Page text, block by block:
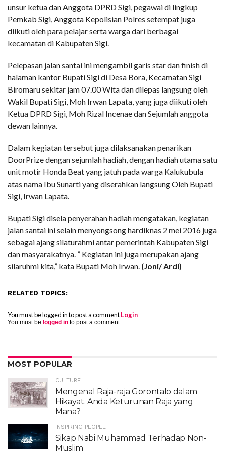
unsur ketua dan Anggota DPRD Sigi, pegawai di lingkup
Pemkab Sigi, Anggota Kepolisian Polres setempat juga
diikuti oleh para pelajar serta warga dari berbagai
kecamatan di Kabupaten Sigi.
Pelepasan jalan santai ini mengambil garis star dan finish di
halaman kantor Bupati Sigi di Desa Bora, Kecamatan Sigi
Biromaru sekitar jam 07.00 Wita dan dilepas langsung oleh
Wakil Bupati Sigi, Moh Irwan Lapata, yang juga diikuti oleh
Ketua DPRD Sigi, Moh Rizal Incenae dan Sejumlah anggota
dewan lainnya.
Dalam kegiatan tersebut juga dilaksanakan penarikan
DoorPrize dengan sejumlah hadiah, dengan hadiah utama satu
unit motir Honda Beat yang jatuh pada warga Kalukubula
atas nama Ibu Sunarti yang diserahkan langsung Oleh Bupati
Sigi, Irwan Lapata.
Bupati Sigi disela penyerahan hadiah mengatakan, kegiatan
jalan santai ini selain menyongsong hardiknas 2 mei 2016 juga
sebagai ajang silaturahmi antar pemerintah Kabupaten Sigi
dan masyarakatnya. ” Kegiatan ini juga merupakan ajang
silaruhmi kita,” kata Bupati Moh ‎Irwan. (Joni/ Ardi)
RELATED TOPICS:
You must be logged in to post a commentLogin
You must be logged in to post a comment.
MOST POPULAR
CULTURE
Mengenal Raja-raja Gorontalo dalam
Hikayat. Anda Keturunan Raja yang
Mana?
INSPIRING PEOPLE
Sikap Nabi Muhammad Terhadap Non-
Muslim